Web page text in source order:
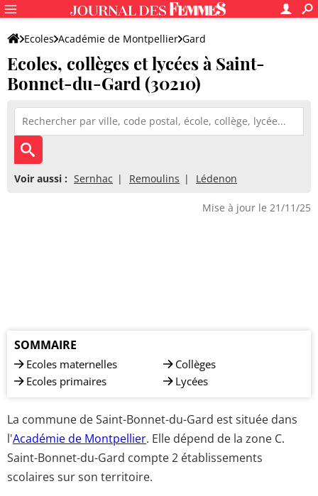
Ecoles Académie de Montpellier Gard
Ecoles, collèges et lycées à Saint-
Bonnet-du-Gard (30210)
Voir aussi : Sernhac Remoulins Lédenon
Mise à jour le 21/11/25
SOMMAIRE
Ecoles maternelles
Ecoles primaires
Collèges
Lycées
La commune de Saint-Bonnet-du-Gard est située dans
l'Académie de Montpellier. Elle dépend de la zone C.
Saint-Bonnet-du-Gard compte 2 établissements
scolaires sur son territoire.